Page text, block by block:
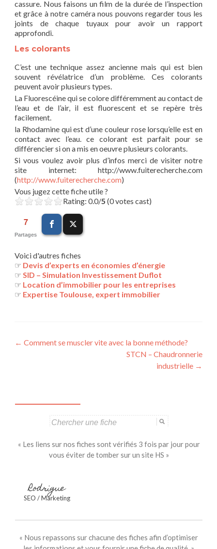
cassure. Nous faisons un film de la durée de l’inspection
et grâce à notre caméra nous pouvons regarder tous les
joints de chaque tuyaux pour avoir un rapport
approfondi.
Les colorants
C’est une technique assez ancienne mais qui est bien
souvent révélatrice d’un problème. Ces colorants
peuvent avoir plusieurs types.
La Fluorescéine qui se colore différemment au contact de
l’eau et de l’air, il est fluorescent et se repère très
facilement.
la Rhodamine qui est d’une couleur rose lorsqu’elle est en
contact avec l’eau. ce colorant est parfait pour se
différencier si on a mis en oeuvre plusieurs colorants.
Si vous voulez avoir plus d’infos merci de visiter notre
site internet: http://www.fuiterecherche.com
(http://www.fuiterecherche.com)
Vous jugez cette fiche utile ?
Rating: 0.0/5 (0 votes cast)
7
Partages
Voici d'autres fiches
☞ Devis d’experts en économies d’énergie
☞ SID – Simulation Investissement Duflot
☞ Location d’immobilier pour les entreprises
☞ Expertise Toulouse, expert immobilier
Navigation
← Comment se muscler vite avec la bonne méthode?
STCN – Chaudronnerie
industrielle →
« Les liens sur nos fiches sont vérifiés 3 fois par jour pour
vous éviter de tomber sur un site HS »
Rodrigue
SEO / Marketing
« Nous repassons sur chacune des fiches afin d’optimiser